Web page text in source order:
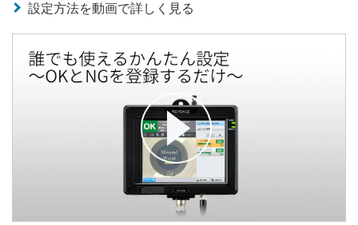
設定方法を動画で詳しく見る